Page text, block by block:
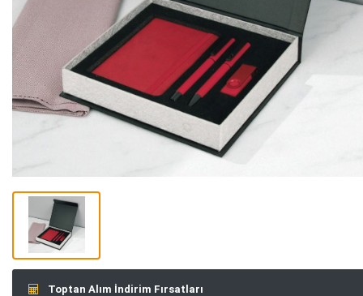
Toptan Alım İndirim Fırsatları